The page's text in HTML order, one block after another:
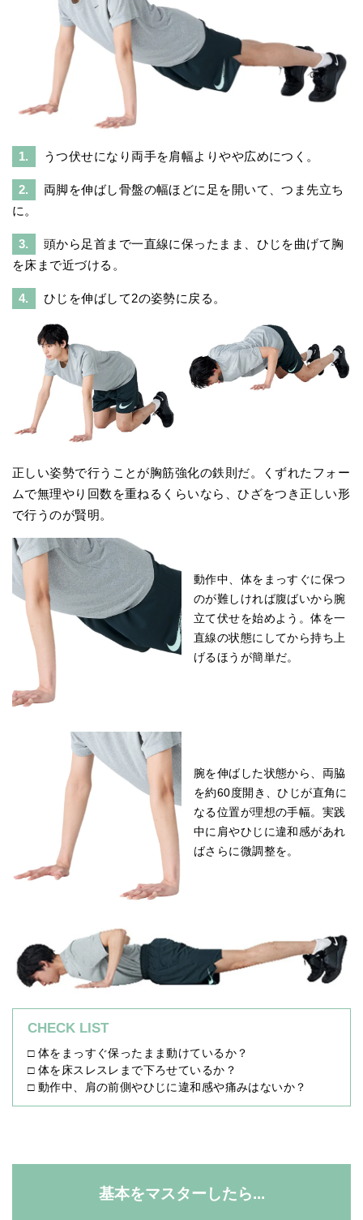
1. うつ伏せになり両手を肩幅よりやや広めにつく。
2.
両脚を伸ばし骨盤の幅ほどに足を開いて、つま先立ち
に。
3.
頭から足首まで一直線に保ったまま、ひじを曲げて胸
を床まで近づける。
4. ひじを伸ばして2の姿勢に戻る。
正しい姿勢で行うことが胸筋強化の鉄則だ。くずれたフォー
ムで無理やり回数を重ねるくらいなら、ひざをつき正しい形
で行うのが賢明。
動作中、体をまっすぐに保つ
のが難しければ腹ばいから腕
立て伏せを始めよう。体を一
直線の状態にしてから持ち上
げるほうが簡単だ。
腕を伸ばした状態から、両脇
を約60度開き、ひじが直角に
なる位置が理想の手幅。実践
中に肩やひじに違和感があれ
ばさらに微調整を。
CHECK LIST
□ 体をまっすぐ保ったまま動けているか？
□ 体を床スレスレまで下ろせているか？
□ 動作中、肩の前側やひじに違和感や痛みはないか？
基本をマスターしたら...